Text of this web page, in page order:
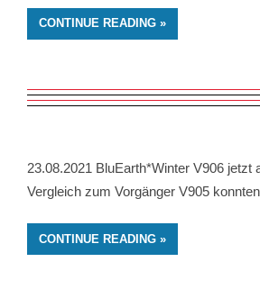
CONTINUE READING
23.08.2021 BluEarth*Winter V906
Vergleich zum Vorgänger V905
CONTINUE READING